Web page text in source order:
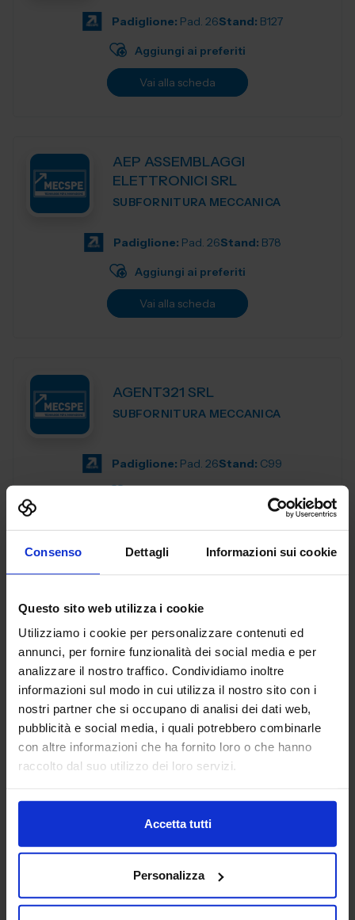
Consenso Dettagli Informazioni sui cookie
Questo sito web utilizza i cookie
Utilizziamo i cookie per personalizzare contenuti ed
annunci, per fornire funzionalità dei social media e per
analizzare il nostro traffico. Condividiamo inoltre
informazioni sul modo in cui utilizza il nostro sito con i
nostri partner che si occupano di analisi dei dati web,
pubblicità e social media, i quali potrebbero combinarle
con altre informazioni che ha fornito loro o che hanno
raccolto dal suo utilizzo dei loro servizi.
Accetta tutti
Personalizza
Padiglione: Pad. 26Stand: B127
Aggiungi ai preferiti
Vai alla scheda
AEP ASSEMBLAGGI
ELETTRONICI SRL
SUBFORNITURA MECCANICA
Padiglione: Pad. 26Stand: B78
Aggiungi ai preferiti
Vai alla scheda
AGENT321 SRL
SUBFORNITURA MECCANICA
Padiglione: Pad. 26Stand: C99
AL.EA. SRL
SUBFORNITURA MECCANICA
Dal 2005, AL. EA è un punto di riferimento nell'industria
manifatturiera industriale, offrendo servizi di terze parti
progettati per soddisfare le esigenze delle aziende
moderne. Con una f...
Padiglione: Pad. 26 Stand:B57
ALEX SPA